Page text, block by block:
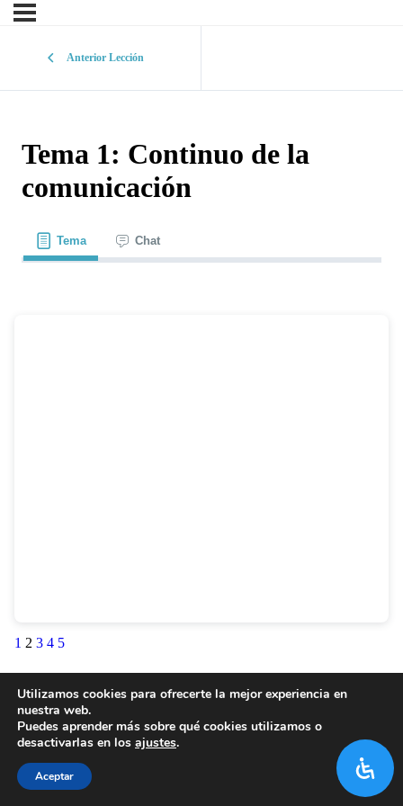
Anterior Lección
Tema 1: Continuo de la
comunicación
Tema Chat
1 2 3 4 5
Utilizamos cookies para ofrecerte la mejor experiencia en
nuestra web.
Puedes aprender más sobre qué cookies utilizamos o
desactivarlas en los ajustes.
Aceptar